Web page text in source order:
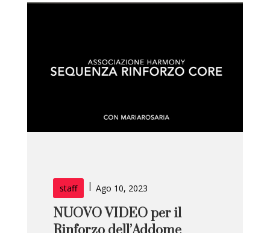
staff | Ago 10, 2023
NUOVO VIDEO per il